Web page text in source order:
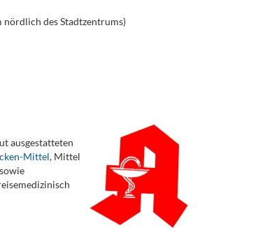
nördlich des Stadtzentrums)
ausgestatteten
Mittel, Mittel